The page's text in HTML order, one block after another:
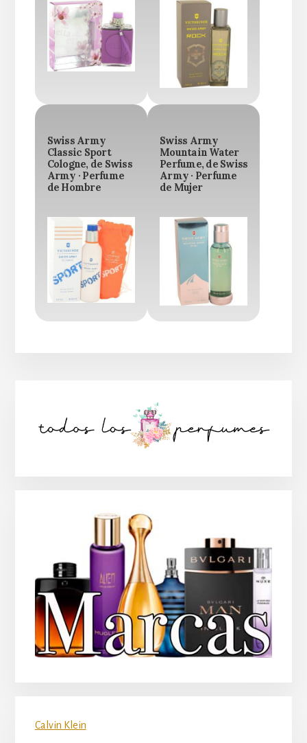
Swiss Army
Classic Sport
Cologne, de Swiss
Army · Perfume
de Hombre
Swiss Army
Mountain Water
Perfume, de Swiss
Army · Perfume
de Mujer
lateral
Calvin Klein